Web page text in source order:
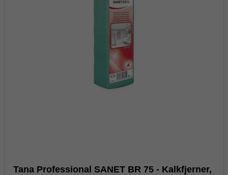
Tana Professional SANET BR 75 - Kalkfjerner,